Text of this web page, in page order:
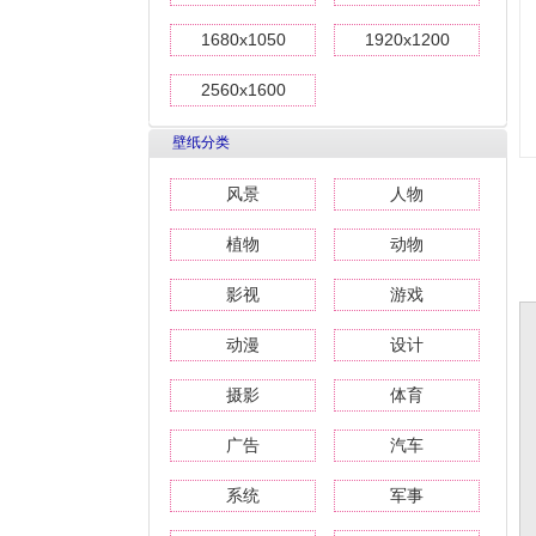
1680x1050 1920x1200
2560x1600
壁纸分类
风景 人物
植物 动物
影视 游戏
动漫 设计
摄影 体育
广告 汽车
系统 军事